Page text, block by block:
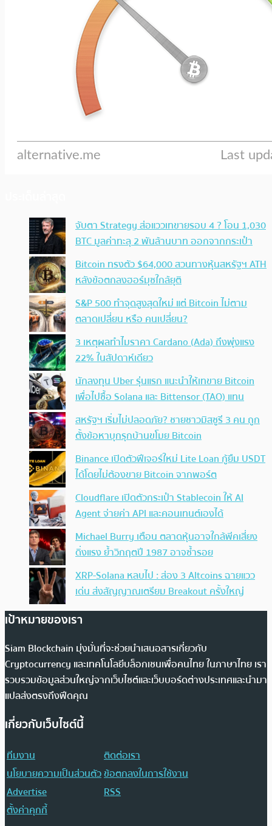
จับตา Strategy ส่อแววเทขายรอบ 4 ? โอน 1,030
BTC มูลค่าทะลุ 2 พันล้านบาท ออกจากกระเป๋า
Bitcoin ทรงตัว $64,000 สวนทางหุ้นสหรัฐฯ ATH
หลังข้อตกลงฮอร์มุซใกล้ยุติ
S&P 500 ทำจุดสูงสุดใหม่ แต่ Bitcoin ไม่ตาม
ตลาดเปลี่ยน หรือ คนเปลี่ยน?
3 เหตุผลทำไมราคา Cardano (Ada) ถึงพุ่งแรง
22% ในสัปดาห์เดียว
นักลงทุน Uber รุ่นแรก แนะนำให้เทขาย Bitcoin
เพื่อไปซื้อ Solana และ Bittensor (TAO) แทน
สหรัฐฯ เริ่มไม่ปลอดภัย? ชายชาวมิสซูรี 3 คน ถูก
ตั้งข้อหาบุกรุกบ้านขโมย Bitcoin
Binance เปิดตัวฟีเจอร์ใหม่ Lite Loan กู้ยืม USDT
ได้โดยไม่ต้องขาย Bitcoin จากพอร์ต
Cloudflare เปิดตัวกระเป๋า Stablecoin ให้ AI
Agent จ่ายค่า API และคอนเทนต์เองได้
Michael Burry เตือน ตลาดหุ้นอาจใกล้พีคเสี่ยง
ดิ่งแรง ย้ำวิกฤตปี 1987 อาจซ้ำรอย
XRP-Solana หลบไป : ส่อง 3 Altcoins ฉายแวว
เด่น ส่งสัญญาณเตรียม Breakout ครั้งใหญ่
เป้าหมายของเรา
Siam Blockchain มุ่งมั่นที่จะช่วยนำเสนอสารเกี่ยวกับ
Cryptocurrency และเทคโนโลยีบล็อกเชนเพื่อคนไทย ในภาษาไทย เรา
รวบรวมข้อมูลส่วนใหญ่จากเว็บไซต์และเว็บบอร์ดต่างประเทศและนำมา
แปลส่งตรงถึงฟีดคุณ
เกี่ยวกับเว็บไซต์นี้
ทีมงาน
ติดต่อเรา
นโยบายความเป็นส่วนตัวข้อตกลงในการใช้งาน
Advertise
RSS
ตั้งค่าคุกกี้